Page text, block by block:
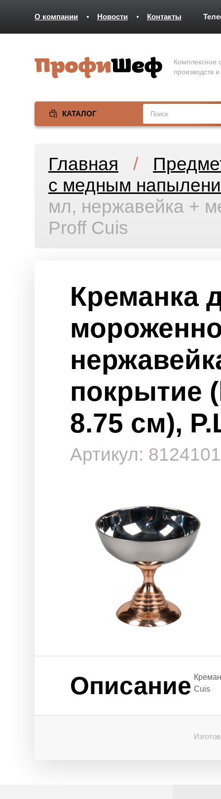
О компании Новости Контакты
Комплексное
производств
КАТАЛОГ
Главная /
с медным
мл, нержавейка +
Proff Cuis
Креманка
покрытие
8.75 см),
Артикул:
Описание Cuis